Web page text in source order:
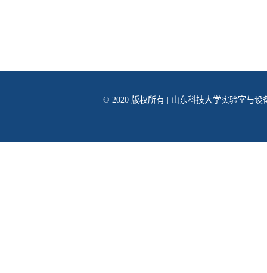
© 2020 版权所有 | 山东科技大学实验室与设